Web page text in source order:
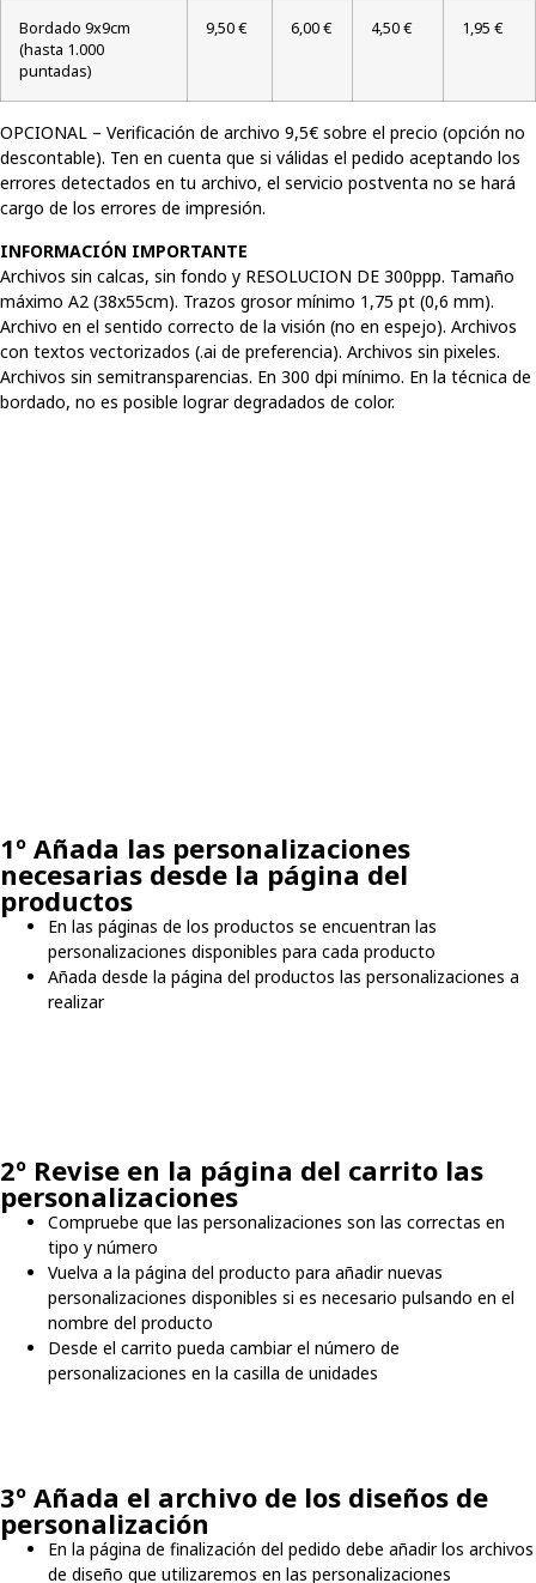
Bordado 9x9cm
(hasta 1.000
puntadas)
9,50 € 6,00 € 4,50 € 1,95 €
OPCIONAL – Verificación de archivo 9,5€ sobre el precio (opción no
descontable). Ten en cuenta que si válidas el pedido aceptando los
errores detectados en tu archivo, el servicio postventa no se hará
cargo de los errores de impresión.
INFORMACIÓN IMPORTANTE
Archivos sin calcas, sin fondo y RESOLUCION DE 300ppp. Tamaño
máximo A2 (38x55cm). Trazos grosor mínimo 1,75 pt (0,6 mm).
Archivo en el sentido correcto de la visión (no en espejo). Archivos
con textos vectorizados (.ai de preferencia). Archivos sin pixeles.
Archivos sin semitransparencias. En 300 dpi mínimo. En la técnica de
bordado, no es posible lograr degradados de color.
1º Añada las personalizaciones
necesarias desde la página del
productos
En las páginas de los productos se encuentran las
personalizaciones disponibles para cada producto
Añada desde la página del productos las personalizaciones a
realizar
2º Revise en la página del carrito las
personalizaciones
Compruebe que las personalizaciones son las correctas en
tipo y número
Vuelva a la página del producto para añadir nuevas
personalizaciones disponibles si es necesario pulsando en el
nombre del producto
Desde el carrito pueda cambiar el número de
personalizaciones en la casilla de unidades
3º Añada el archivo de los diseños de
personalización
En la página de finalización del pedido debe añadir los archivos
de diseño que utilizaremos en las personalizaciones